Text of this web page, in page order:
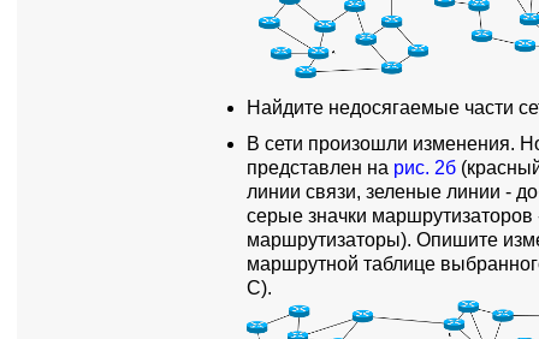
Найдите недосягаемые части
В сети произошли изменения.
представлен на рис. 2б
линии связи, зеленые линии -
серые значки
маршрутизаторы). Опишите
маршрутной таблице
C).